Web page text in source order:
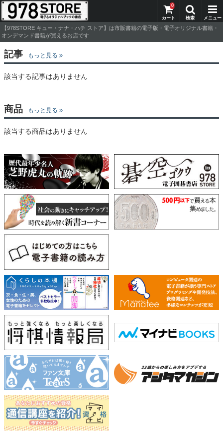
0
【978STORE キュー・ナナ・ハチ ストア】は市販書籍の電子版・電子オリジナル書籍・
オンデマンド書籍が買えるお店です
記事 もっと見る
該当する記事はありません
商品 もっと見る
該当する商品はありません